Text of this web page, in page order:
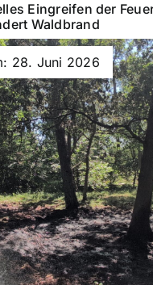
Eingreifen der
Waldbrand
28. Juni 2026